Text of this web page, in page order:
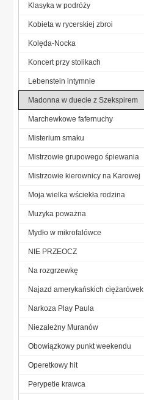
Klasyka w podróży
Kobieta w rycerskiej zbroi
Kolęda-Nocka
Koncert przy stolikach
Lebenstein intymnie
Madonna w duecie z Szekspirem
Marchewkowe fafernuchy
Misterium smaku
Mistrzowie grupowego śpiewania
Mistrzowie kierownicy na Karowej
Moja wielka wściekła rodzina
Muzyka poważna
Mydło w mikrofalówce
NIE PRZEOCZ
Na rozgrzewkę
Najazd amerykańskich ciężarówek
Narkoza Play Paula
Niezależny Muranów
Obowiązkowy punkt weekendu
Operetkowy hit
Perypetie krawca